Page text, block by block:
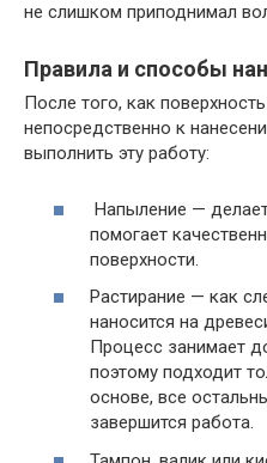
не слишком приподнимал
Правила и способы
После того, как
непосредственно к
выполнить эту работу:
Напыление —
помогает
поверхности.
Растирание — как
наносится на
Процесс занимает
поэтому подходит
основе, все
завершится работа.